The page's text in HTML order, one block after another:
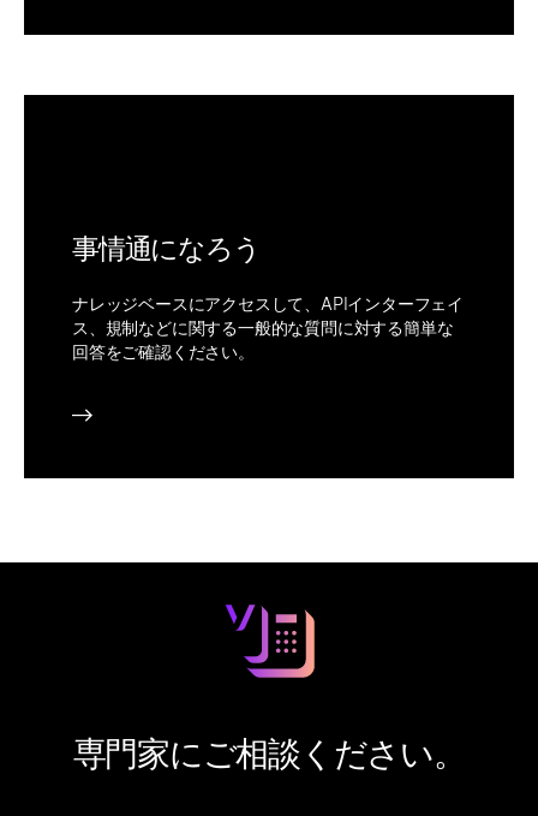
事情通になろう
ナレッジベースにアクセスして、APIインターフェイ
ス、規制などに関する一般的な質問に対する簡単な
回答をご確認ください。
専門家にご相談ください。